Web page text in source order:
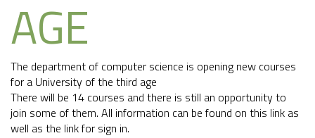
AGE
The department of computer science is opening new courses
for a University of the third age
There will be 14 courses and there is still an opportunity to
join some of them. All information can be found on this link as
well as the link for sign in.